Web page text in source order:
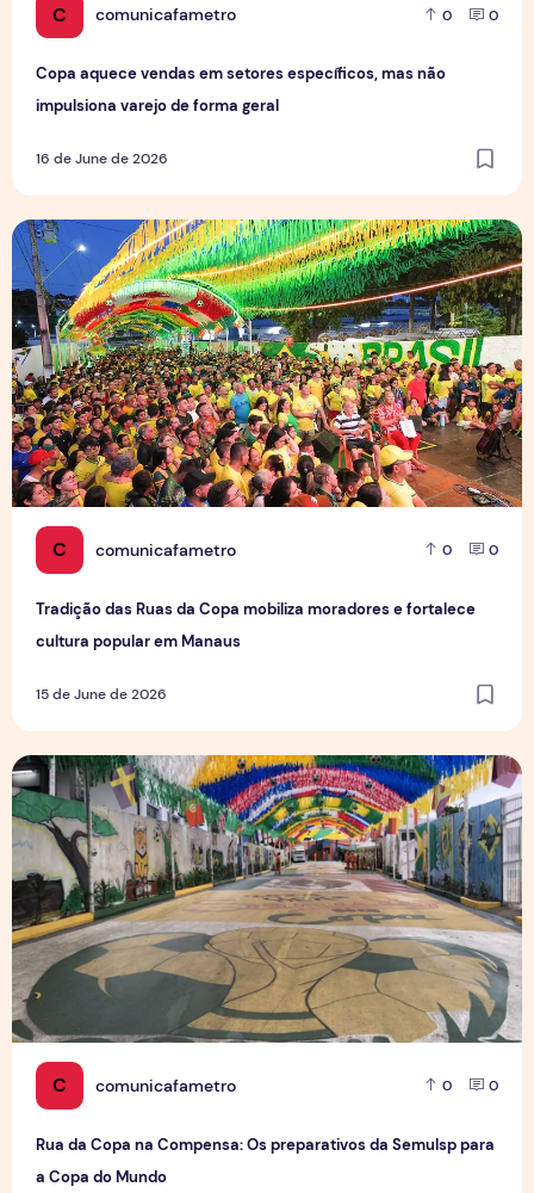
C comunicafametro 0 0
Copa aquece vendas em setores específicos, mas não
impulsiona varejo de forma geral
16 de June de 2026
C comunicafametro 0 0
Tradição das Ruas da Copa mobiliza moradores e fortalece
cultura popular em Manaus
15 de June de 2026
Tradição das Ruas da Copa mobiliza moradores e
C comunicafametro 0 0
Rua da Copa na Compensa: Os preparativos da Semulsp para
a Copa do Mundo
Rua da Copa na Compensa: Os preparativos da Semulsp